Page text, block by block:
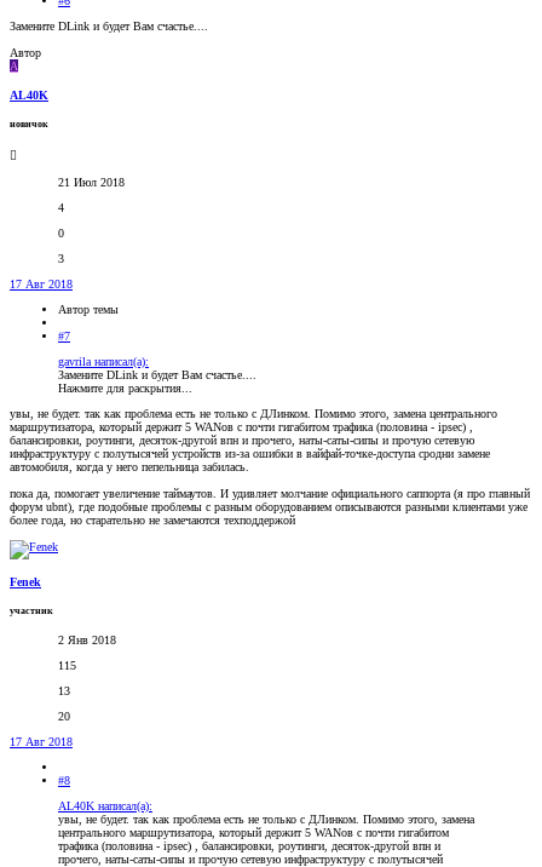
Замените DLink и будет Вам счастье....
Автор
A
AL40K
новичок
21 Июл 2018
4
0
3
17 Авг 2018
Автор темы
#7
gavrila написал(а):
Замените DLink и будет Вам счастье....
Нажмите для раскрытия...
увы, не будет. так как проблема есть не только с ДЛинком. Помимо этого, замена центрального
маршрутизатора, который держит 5 WANов с почти гигабитом трафика (половина - ipsec) ,
балансировки, роутинги, десяток-другой впн и прочего, наты-саты-сипы и прочую сетевую
инфраструктуру с полутысячей устройств из-за ошибки в вайфай-точке-доступа сродни замене
автомобиля, когда у него пепельница забилась.
пока да, помогает увеличение таймаутов. И удивляет молчание официального саппорта (я про главный
форум ubnt), где подобные проблемы с разным оборудованием описываются разными клиентами уже
более года, но старательно не замечаются техподдержой
Fenek
участник
2 Янв 2018
115
13
20
17 Авг 2018
#8
AL40K написал(а):
увы, не будет. так как проблема есть не только с ДЛинком. Помимо этого, замена
центрального маршрутизатора, который держит 5 WANов с почти гигабитом
трафика (половина - ipsec) , балансировки, роутинги, десяток-другой впн и
прочего, наты-саты-сипы и прочую сетевую инфраструктуру с полутысячей